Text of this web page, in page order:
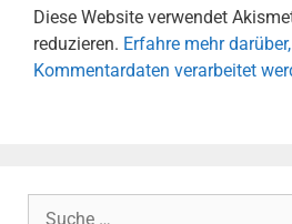
Diese Website verwendet
reduzieren. Erfahre mehr
Kommentardaten verarbeitet